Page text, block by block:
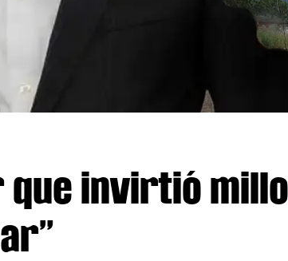
invirtió